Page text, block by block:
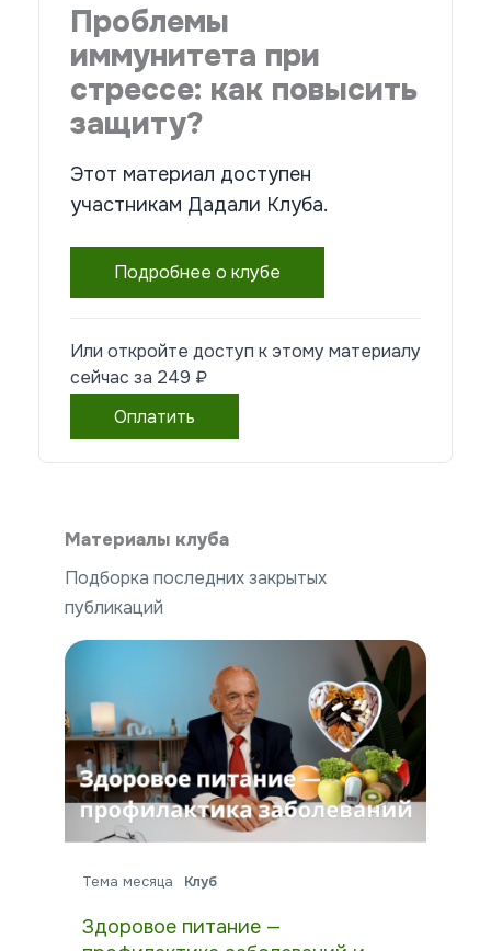
Проблемы
иммунитета при
стрессе: как повысить
защиту?
Этот материал доступен
участникам Дадали Клуба.
Подробнее о клубе
Или откройте доступ к этому материалу
сейчас за 249 ₽
Оплатить
Материалы клуба
Подборка последних закрытых
публикаций
Тема месяца Клуб
Здоровое питание —